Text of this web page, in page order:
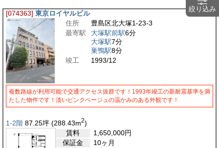
絞り込み
[074363] 東京ロイヤルビル
住所
豊島区北大塚1-23-3
最寄駅
大塚駅前駅6分
大塚駅7分
巣鴨駅8分
竣工
1993/12
複数路線が利用可能で交通アクセス抜群です！1993年竣工の新耐震基準を満
たした物件です！淡いピンクベージュの温かみのある外観です！
1-2階 87.25坪 (288.43m2)
賃料
1,650,000円
保証金
10ヶ月